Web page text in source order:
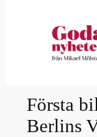
Första
Berlins